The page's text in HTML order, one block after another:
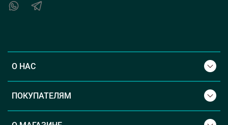
О НАС
ПОКУПАТЕЛЯМ